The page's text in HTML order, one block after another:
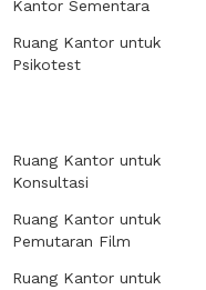
Kantor Sementara
Ruang Kantor untuk
Psikotest
Ruang Kantor untuk
Konsultasi
Ruang Kantor untuk
Pemutaran Film
Ruang Kantor untuk